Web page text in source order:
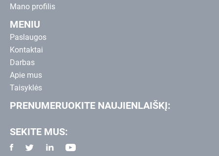
Mano profilis
MENIU
Paslaugos
Kontaktai
Darbas
Apie mus
Taisyklės
PRENUMERUOKITE NAUJIENLAIŠKĮ:
SEKITE MUS: